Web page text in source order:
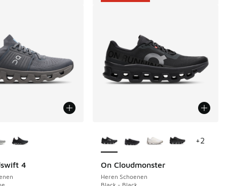
4 On Cloudmonster
Heren Schoenen
BESPAAR € 39
+2